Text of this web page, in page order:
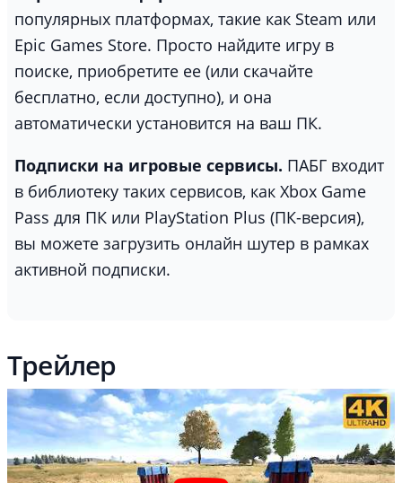
популярных платформах, такие как Steam или
Epic Games Store. Просто найдите игру в
поиске, приобретите ее (или скачайте
бесплатно, если доступно), и она
автоматически установится на ваш ПК.
Подписки на игровые сервисы. ПАБГ входит
в библиотеку таких сервисов, как Xbox Game
Pass для ПК или PlayStation Plus (ПК-версия),
вы можете загрузить онлайн шутер в рамках
активной подписки.
Трейлер